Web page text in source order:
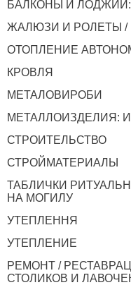
БАЛКОНЫ И
ЖАЛЮЗИ И РОЛЕТЫ /
ОТОПЛЕНИЕ
КРОВЛЯ
МЕТАЛОВИРОБИ
МЕТАЛЛОИЗДЕЛИЯ:
СТРОИТЕЛЬСТВО
СТРОЙМАТЕРИАЛЫ
ТАБЛИЧКИ
НА МОГИЛУ
УТЕПЛЕННЯ
УТЕПЛЕНИЕ
РЕМОНТ /
СТОЛИКОВ И